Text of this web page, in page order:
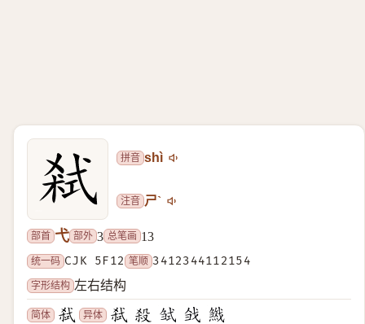
拼音 shì
注音 ㄕˋ
部首 弋 部外 3 总笔画 13
统一码 CJK 5F12 笔顺 3412344112154
字形结构 左右结构
简体 异体